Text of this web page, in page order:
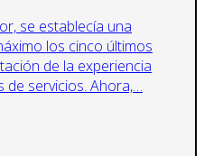
se establecía una
los cinco últimos
de la experiencia
servicios. Ahora,…